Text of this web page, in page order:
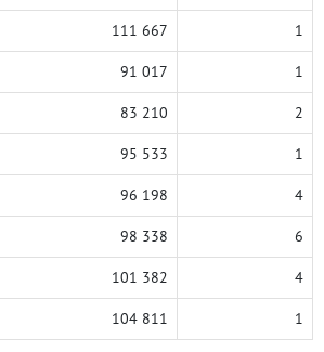
111 667 1
91 017 1
83 210 2
95 533 1
96 198 4
98 338 6
101 382 4
104 811 1